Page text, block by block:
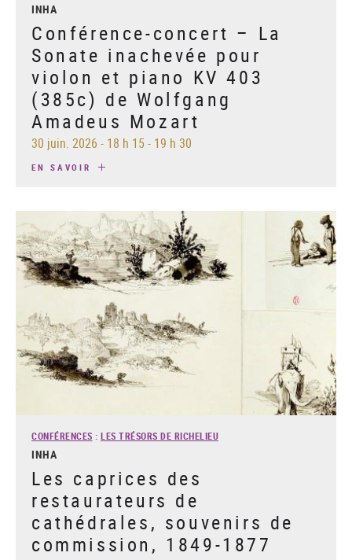
INHA
Conférence-concert – La
Sonate inachevée pour
violon et piano KV 403
(385c) de Wolfgang
Amadeus Mozart
30 juin. 2026 - 18 h 15 - 19 h 30
EN SAVOIR
CONFÉRENCES : LES TRÉSORS DE RICHELIEU
INHA
Les caprices des
restaurateurs de
cathédrales, souvenirs de
commission, 1849-1877